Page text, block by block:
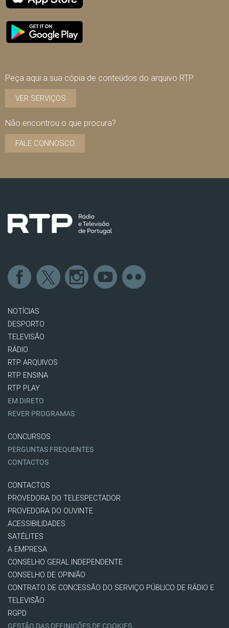
Peça aqui a sua cópia de conteúdos do arquivo RTP
VER SERVIÇOS
Não encontrou o que procura?
FALE CONNOSCO
NOTÍCIAS
DESPORTO
TELEVISÃO
RÁDIO
RTP ARQUIVOS
RTP ENSINA
RTP PLAY
EM DIRETO
REVER PROGRAMAS
CONCURSOS
PERGUNTAS FREQUENTES
CONTACTOS
CONTACTOS
PROVEDORA DO TELESPECTADOR
PROVEDORA DO OUVINTE
ACESSIBILIDADES
SATÉLITES
A EMPRESA
CONSELHO GERAL INDEPENDENTE
CONSELHO DE OPINIÃO
CONTRATO DE CONCESSÃO DO SERVIÇO PÚBLICO DE RÁDIO E
TELEVISÃO
RGPD